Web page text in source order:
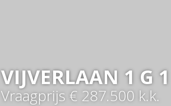
VIJVERLAAN 1 G 1
Vraagprijs € 287.500 k.k.